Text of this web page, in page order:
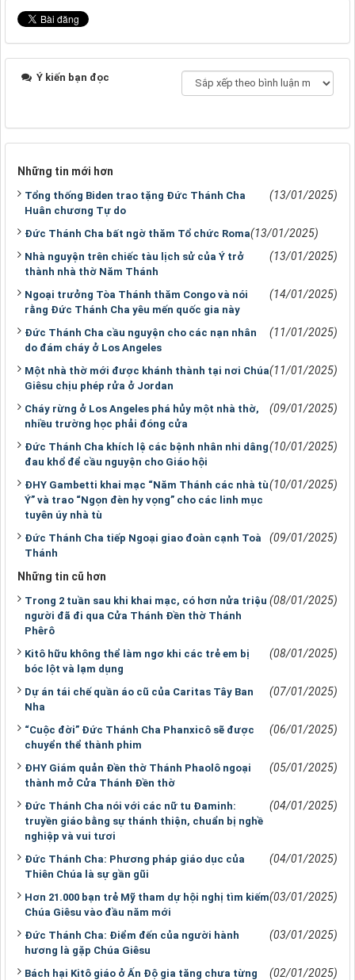
Ý kiến bạn đọc
Những tin mới hơn
Tổng thống Biden trao tặng Đức Thánh Cha
Huân chương Tự do
(13/01/2025)
Đức Thánh Cha bất ngờ thăm Tổ chức Roma(13/01/2025)
Nhà nguyện trên chiếc tàu lịch sử của Ý trở
thành nhà thờ Năm Thánh
(13/01/2025)
Ngoại trưởng Tòa Thánh thăm Congo và nói
rằng Đức Thánh Cha yêu mến quốc gia này
(14/01/2025)
Đức Thánh Cha cầu nguyện cho các nạn nhân
do đám cháy ở Los Angeles
(11/01/2025)
Một nhà thờ mới được khánh thành tại nơi Chúa
Giêsu chịu phép rửa ở Jordan
(11/01/2025)
Cháy rừng ở Los Angeles phá hủy một nhà thờ,
nhiều trường học phải đóng cửa
(09/01/2025)
Đức Thánh Cha khích lệ các bệnh nhân nhi dâng
đau khổ để cầu nguyện cho Giáo hội
(10/01/2025)
ĐHY Gambetti khai mạc “Năm Thánh các nhà tù
Ý” và trao “Ngọn đèn hy vọng” cho các linh mục
tuyên úy nhà tù
(10/01/2025)
Đức Thánh Cha tiếp Ngoại giao đoàn cạnh Toà
Thánh
(09/01/2025)
Những tin cũ hơn
Trong 2 tuần sau khi khai mạc, có hơn nửa triệu
người đã đi qua Cửa Thánh Đền thờ Thánh
Phêrô
(08/01/2025)
Kitô hữu không thể làm ngơ khi các trẻ em bị
bóc lột và lạm dụng
(08/01/2025)
Dự án tái chế quần áo cũ của Caritas Tây Ban
Nha
(07/01/2025)
“Cuộc đời” Đức Thánh Cha Phanxicô sẽ được
chuyển thể thành phim
(06/01/2025)
ĐHY Giám quản Đền thờ Thánh Phaolô ngoại
thành mở Cửa Thánh Đền thờ
(05/01/2025)
Đức Thánh Cha nói với các nữ tu Đaminh:
truyền giáo bằng sự thánh thiện, chuẩn bị nghề
nghiệp và vui tươi
(04/01/2025)
Đức Thánh Cha: Phương pháp giáo dục của
Thiên Chúa là sự gần gũi
(04/01/2025)
Hơn 21.000 bạn trẻ Mỹ tham dự hội nghị tìm kiếm
Chúa Giêsu vào đầu năm mới
(03/01/2025)
Đức Thánh Cha: Điểm đến của người hành
hương là gặp Chúa Giêsu
(03/01/2025)
Bách hại Kitô giáo ở Ấn Độ gia tăng chưa từng
(02/01/2025)